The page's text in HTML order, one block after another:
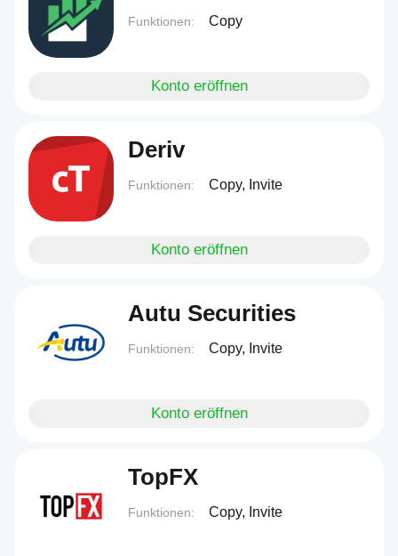
Funktionen: Copy
Konto eröffnen
Deriv
Funktionen: Copy, Invite
Konto eröffnen
Autu Securities
Funktionen: Copy, Invite
Konto eröffnen
TopFX
Funktionen: Copy, Invite